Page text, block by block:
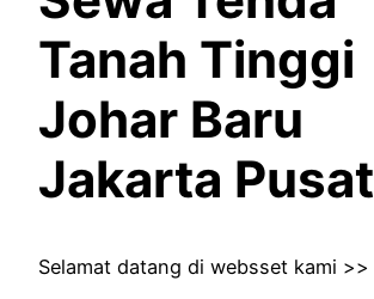
Tanah Tinggi
Johar Baru
Jakarta Pusat
Selamat datang di websset kami >>